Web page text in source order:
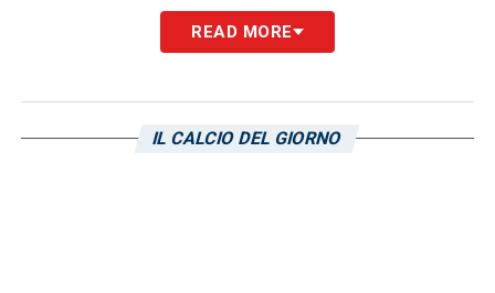
READ MORE
IL CALCIO DEL GIORNO